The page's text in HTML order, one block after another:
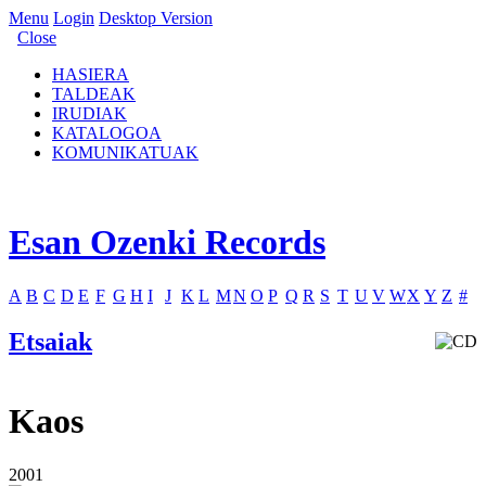
Menu Login Desktop Version
Close
HASIERA
TALDEAK
IRUDIAK
KATALOGOA
KOMUNIKATUAK
Esan Ozenki Records
A B C D E F G H I J K L MN O P Q R S T U V WX Y Z #
Etsaiak
Kaos
2001